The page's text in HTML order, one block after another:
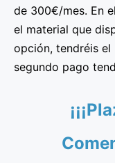
de 300€/mes. En
el material que
opción, tendréis
segundo pago